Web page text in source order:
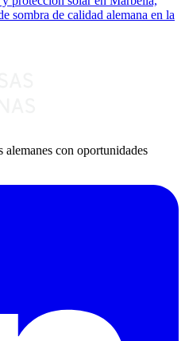
sombra de calidad alemana en la
alemanes con oportunidades